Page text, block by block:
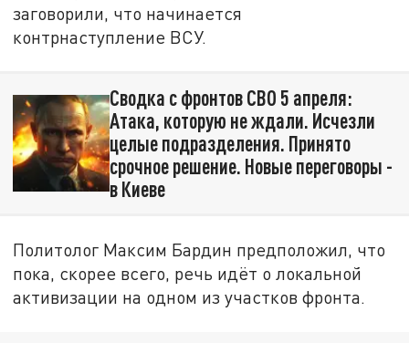
заговорили, что начинается
контрнаступление ВСУ.
Сводка с фронтов СВО 5 апреля:
Атака, которую не ждали. Исчезли
целые подразделения. Принято
срочное решение. Новые переговоры -
в Киеве
Политолог Максим Бардин предположил, что
пока, скорее всего, речь идёт о локальной
активизации на одном из участков фронта.